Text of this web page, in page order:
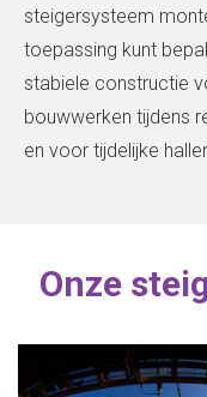
steigersysteem
toepassing kunt
stabiele constructie
bouwwerken tijdens
en voor tijdelijke
Onze